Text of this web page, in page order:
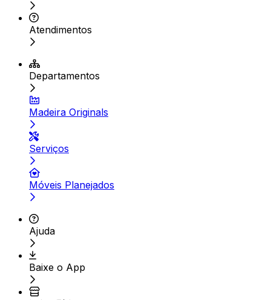
Atendimentos
Departamentos
Madeira Originals
Serviços
Móveis Planejados
Ajuda
Baixe o App